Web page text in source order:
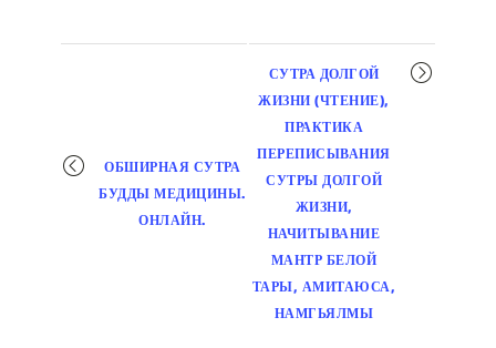
Мероприятие
ОБШИРНАЯ СУТРА
БУДДЫ МЕДИЦИНЫ.
ОНЛАЙН.
СУТРА ДОЛГОЙ
ЖИЗНИ (ЧТЕНИЕ),
ПРАКТИКА
ПЕРЕПИСЫВАНИЯ
СУТРЫ ДОЛГОЙ
ЖИЗНИ,
НАЧИТЫВАНИЕ
МАНТР БЕЛОЙ
ТАРЫ, АМИТАЮСА,
НАМГЬЯЛМЫ